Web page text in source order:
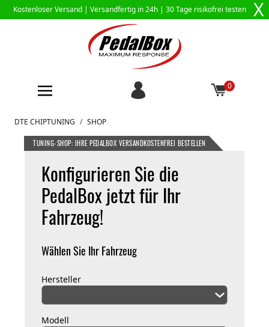
Kostenloser Versand | Versandfertig in 24h | 30 Tage risikofrei testen X
0
Zum Inhalt springen
DTE CHIPTUNING / SHOP
TUNING-SHOP: IHRE PEDALBOX VERSANDKOSTENFREI BESTELLEN
Konfigurieren Sie die
PedalBox jetzt für Ihr
Fahrzeug!
Wählen Sie Ihr Fahrzeug
Hersteller
Modell